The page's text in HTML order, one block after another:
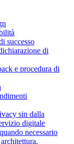
successo
di
e procedura di
sin dalla
digitale
necessario